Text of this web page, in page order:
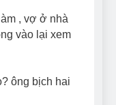
, vợ ở nhà
vào lại xem
ông bịch hai